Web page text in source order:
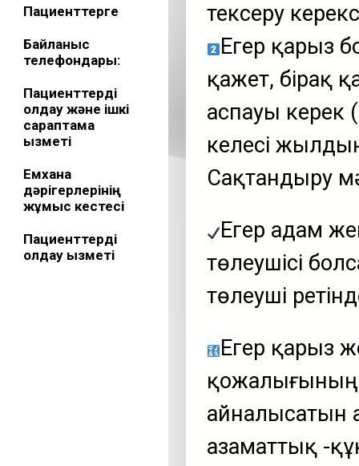
Пациенттерге
Байланыс
телефондары:
Пациенттерді
қолдау және ішкі
сараптама
қызметі
Емхана
дәрігерлерінің
жұмыс кестесі
Пациенттерді
қолдау қызметі
тексеру
Егер қарыз
қажет, бірақ
аспауы
келесі
Сақтандыру
Егер адам
төлеушісі
төлеуші
Егер қарыз
қожалығының
айналысатын
азаматтық -